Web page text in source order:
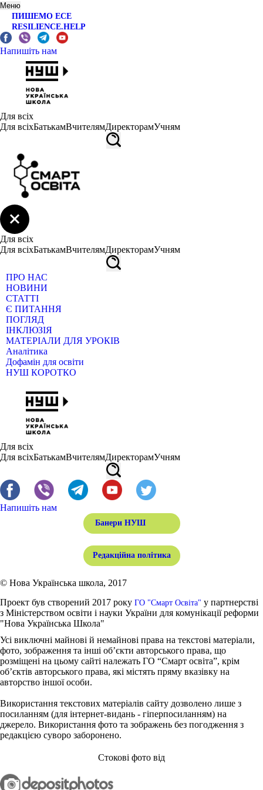
Меню
ПИШЕМО ЕСЕ
RESILIENCE.HELP
Напишіть нам
Для всіх
Для всіхБатькамВчителямДиректорамУчням
Для всіх
Для всіхБатькамВчителямДиректорамУчням
ПРО НАС
НОВИНИ
СТАТТІ
Є ПИТАННЯ
ПОГЛЯД
ІНКЛЮЗІЯ
МАТЕРІАЛИ ДЛЯ УРОКІВ
Аналітика
Дофамін для освіти
НУШ КОРОТКО
Для всіх
Для всіхБатькамВчителямДиректорамУчням
Напишіть нам
Банери НУШ
Редакційна політика
© Нова Українська школа, 2017
Проект був створений 2017 року ГО "Смарт Освіта" у партнерстві
з Міністерством освіти і науки України для комунікації реформи
"Нова Українська Школа"
Усі виключні майнові й немайнові права на текстові матеріали,
фото, зображення та інші об’єкти авторського права, що
розміщені на цьому сайті належать ГО “Смарт освіта”, крім
об’єктів авторського права, які містять пряму вказівку на
авторство іншої особи.
Використання текстових матеріалів сайту дозволено лише з
посиланням (для інтернет-видань - гіперпосиланням) на
джерело. Використання фото та зображень без погодження з
редакцією суворо заборонено.
Стокові фото від